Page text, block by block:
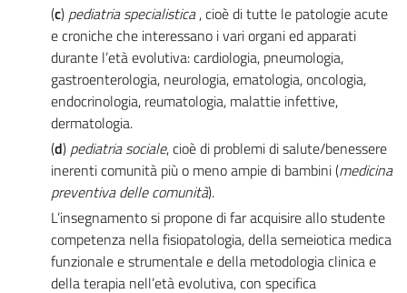
(c) pediatria specialistica, cioè di tutte le patologie acute
e croniche che interessano i vari organi ed apparati
durante l’età evolutiva: cardiologia, pneumologia,
gastroenterologia, neurologia, ematologia, oncologia,
endocrinologia, reumatologia, malattie infettive,
dermatologia.
(d) pediatria sociale, cioè di problemi di salute/benessere
inerenti comunità più o meno ampie di bambini (medicina
preventiva delle comunità).
L’insegnamento si propone di far acquisire allo studente
competenza nella fisiopatologia, della semeiotica medica
funzionale e strumentale e della metodologia clinica e
della terapia nell’età evolutiva, con specifica